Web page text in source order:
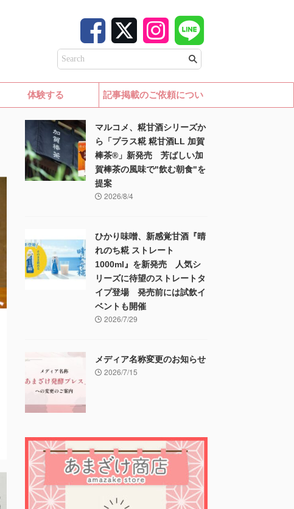
体験する 記事掲載のご依頼につい
マルコメ、糀甘酒シリーズか
ら「プラス糀 糀甘酒LL 加賀
棒茶®」新発売 芳ばしい加
賀棒茶の風味で"飲む朝食"を
提案
2026/8/4
ひかり味噌、新感覚甘酒『晴
れのち糀 ストレート
1000ml』を新発売 人気シ
リーズに待望のストレートタ
イプ登場 発売前には試飲イ
ベントも開催
2026/7/29
メディア名称変更のお知らせ
2026/7/15